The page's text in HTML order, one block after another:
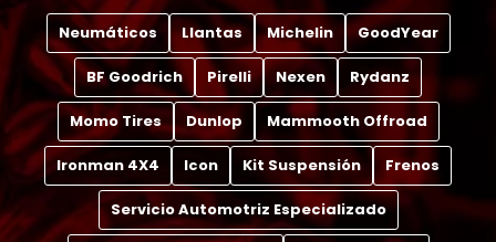
Neumáticos Llantas Michelin GoodYear
BF Goodrich Pirelli Nexen Rydanz
Momo Tires Dunlop Mammooth Offroad
Ironman 4X4 Icon Kit Suspensión Frenos
Servicio Automotriz Especializado